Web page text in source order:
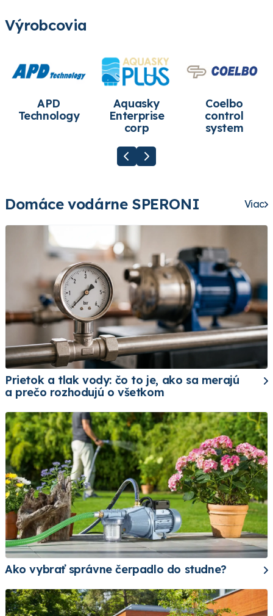
Výrobcovia
APD
Technology
Aquasky
Enterprise
corp
Coelbo
control
system
Domáce vodárne SPERONI Viac
Prietok a tlak vody: čo to je, ako sa merajú
a prečo rozhodujú o všetkom
Ako vybrať správne čerpadlo do studne?